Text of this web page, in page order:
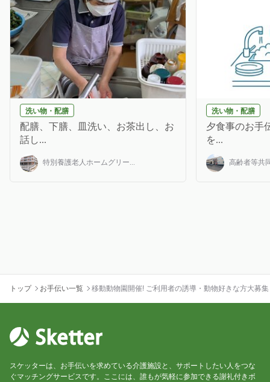
洗い物・配膳
配膳、下膳、皿洗い、お茶出し、お
話し...
特別養護老人ホームグリー...
洗い物・配膳
夕食事のお手
を...
高齢者等共
トップ お手伝い一覧 移動動物園開催! ご利用者の誘導・動物好きな方大募集
スケッターは、お手伝いを求めている介護施設と、サポートしたい人をつな
ぐマッチングサービスです。ここには、誰もが気軽に参加できる謝礼付きボ